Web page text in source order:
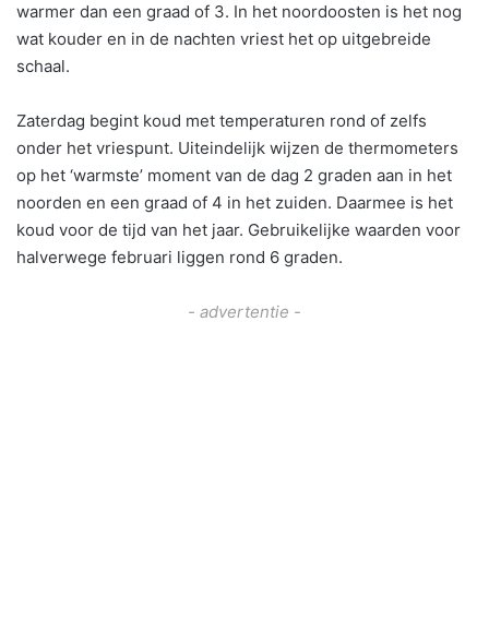
warmer dan een graad of 3. In het noordoosten is het nog
wat kouder en in de nachten vriest het op uitgebreide
schaal.
Zaterdag begint koud met temperaturen rond of zelfs
onder het vriespunt. Uiteindelijk wijzen de thermometers
op het ‘warmste’ moment van de dag 2 graden aan in het
noorden en een graad of 4 in het zuiden. Daarmee is het
koud voor de tijd van het jaar. Gebruikelijke waarden voor
halverwege februari liggen rond 6 graden.
- advertentie -